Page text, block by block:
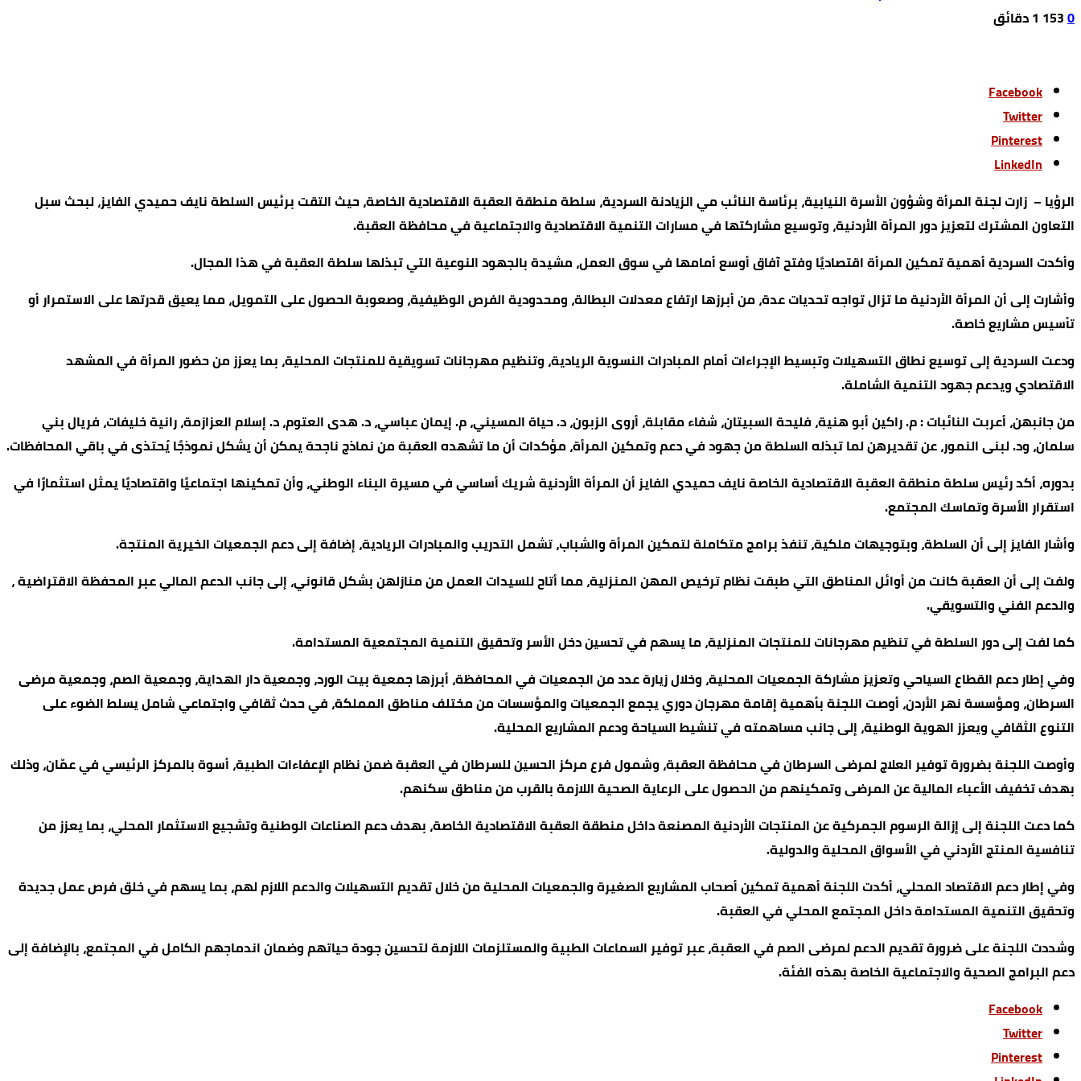
0
153 1 ‫دقائق‬
Facebook
Twitter
Pinterest
LinkedIn
الرؤيا – زارت لجنة المرأة وشؤون الأسرة النيابية، برئاسة النائب مي الزيادنة السردية، سلطة منطقة العقبة الاقتصادية الخاصة، حيث التقت برئيس السلطة نايف حميدي الفايز، لبحث سبل
التعاون المشترك لتعزيز دور المرأة الأردنية، وتوسيع مشاركتها في مسارات التنمية الاقتصادية والاجتماعية في محافظة العقبة.
وأكدت السردية أهمية تمكين المرأة اقتصاديًا وفتح آفاق أوسع أمامها في سوق العمل، مشيدة بالجهود النوعية التي تبذلها سلطة العقبة في هذا المجال.
وأشارت إلى أن المرأة الأردنية ما تزال تواجه تحديات عدة، من أبرزها ارتفاع معدلات البطالة، ومحدودية الفرص الوظيفية، وصعوبة الحصول على التمويل، مما يعيق قدرتها على الاستمرار أو
تأسيس مشاريع خاصة.
ودعت السردية إلى توسيع نطاق التسهيلات وتبسيط الإجراءات أمام المبادرات النسوية الريادية، وتنظيم مهرجانات تسويقية للمنتجات المحلية، بما يعزز من حضور المرأة في المشهد
الاقتصادي ويدعم جهود التنمية الشاملة.
من جانبهن، أعربت النائبات : م. راكين أبو هنية، فليحة السبيتان، شفاء مقابلة، أروى الزبون، د. حياة المسيني، م. إيمان عباسي، د. هدى العتوم، د. إسلام العزازمة، رانية خليفات، فريال بني
سلمان، ود. لبنى النمور، عن تقديرهن لما تبذله السلطة من جهود في دعم وتمكين المرأة، مؤكدات أن ما تشهده العقبة من نماذج ناجحة يمكن أن يشكل نموذجًا يُحتذى في باقي المحافظات.
بدوره، أكد رئيس سلطة منطقة العقبة الاقتصادية الخاصة نايف حميدي الفايز أن المرأة الأردنية شريك أساسي في مسيرة البناء الوطني، وأن تمكينها اجتماعيًا واقتصاديًا يمثل استثمارًا في
استقرار الأسرة وتماسك المجتمع.
وأشار الفايز إلى أن السلطة، وبتوجيهات ملكية، تنفذ برامج متكاملة لتمكين المرأة والشباب، تشمل التدريب والمبادرات الريادية، إضافة إلى دعم الجمعيات الخيرية المنتجة.
ولفت إلى أن العقبة كانت من أوائل المناطق التي طبقت نظام ترخيص المهن المنزلية، مما أتاح للسيدات العمل من منازلهن بشكل قانوني، إلى جانب الدعم المالي عبر المحفظة الاقتراضية ،
والدعم الفني والتسويقي.
كما لفت إلى دور السلطة في تنظيم مهرجانات للمنتجات المنزلية، ما يسهم في تحسين دخل الأسر وتحقيق التنمية المجتمعية المستدامة.
وفي إطار دعم القطاع السياحي وتعزيز مشاركة الجمعيات المحلية، وخلال زيارة عدد من الجمعيات في المحافظة، أبرزها جمعية بيت الورد، وجمعية دار الهداية، وجمعية الصم، وجمعية مرضى
السرطان، ومؤسسة نهر الأردن، أوصت اللجنة بأهمية إقامة مهرجان دوري يجمع الجمعيات والمؤسسات من مختلف مناطق المملكة، في حدث ثقافي واجتماعي شامل يسلط الضوء على
التنوع الثقافي ويعزز الهوية الوطنية، إلى جانب مساهمته في تنشيط السياحة ودعم المشاريع المحلية.
وأوصت اللجنة بضرورة توفير العلاج لمرضى السرطان في محافظة العقبة، وشمول فرع مركز الحسين للسرطان في العقبة ضمن نظام الإعفاءات الطبية، أسوة بالمركز الرئيسي في عمّان، وذلك
بهدف تخفيف الأعباء المالية عن المرضى وتمكينهم من الحصول على الرعاية الصحية اللازمة بالقرب من مناطق سكنهم.
كما دعت اللجنة إلى إزالة الرسوم الجمركية عن المنتجات الأردنية المصنعة داخل منطقة العقبة الاقتصادية الخاصة، بهدف دعم الصناعات الوطنية وتشجيع الاستثمار المحلي، بما يعزز من
تنافسية المنتج الأردني في الأسواق المحلية والدولية.
وفي إطار دعم الاقتصاد المحلي، أكدت اللجنة أهمية تمكين أصحاب المشاريع الصغيرة والجمعيات المحلية من خلال تقديم التسهيلات والدعم اللازم لهم، بما يسهم في خلق فرص عمل جديدة
وتحقيق التنمية المستدامة داخل المجتمع المحلي في العقبة.
وشددت اللجنة على ضرورة تقديم الدعم لمرضى الصم في العقبة، عبر توفير السماعات الطبية والمستلزمات اللازمة لتحسين جودة حياتهم وضمان اندماجهم الكامل في المجتمع، بالإضافة إلى
دعم البرامج الصحية والاجتماعية الخاصة بهذه الفئة.
Facebook
Twitter
Pinterest